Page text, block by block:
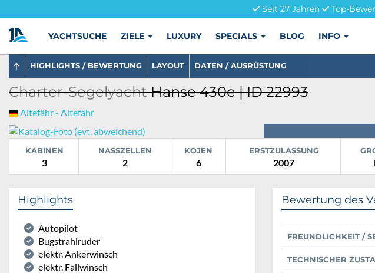
Seit 27 Jahren
Top-
YACHTSUCHE ZIELE LUXURY SPECIALS BLOG INFO
HIGHLIGHTS / BEWERTUNG LAYOUT DATEN / AUSRÜSTUNG
Charter-SegelyachtHanse 430e | ID 22993
Altefähr - Altefähr
KABINEN
3
NASSZELLEN
2
KOJEN
6
ERSTZULASSUNG
2007
Highlights
Autopilot
Bugstrahlruder
elektr. Ankerwinsch
elektr. Fallwinsch
Bewertung des
FREUNDLICHKEIT /
TECHNISCHER